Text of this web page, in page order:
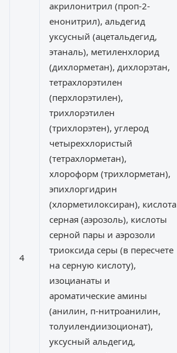
4
акрилонитрил (проп-2-
енонитрил), альдегид
уксусный (ацетальдегид,
этаналь), метиленхлорид
(дихлорметан), дихлорэтан,
тетрахлорэтилен
(перхлорэтилен),
трихлорэтилен
(трихлорэтен), углерод
четыреххлористый
(тетрахлорметан),
хлороформ (трихлорметан),
эпихлоргидрин
(хлорметилоксиран), кислота
серная (аэрозоль), кислоты
серной пары и аэрозоли
триоксида серы (в пересчете
на серную кислоту),
изоцианаты и
ароматические амины
(анилин, п-нитроанилин,
толуилендиизоционат),
уксусный альдегид,